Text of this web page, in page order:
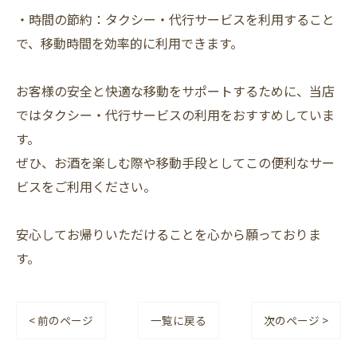
・時間の節約：タクシー・代行サービスを利用すること
で、移動時間を効率的に利用できます。
お客様の安全と快適な移動をサポートするために、当店
ではタクシー・代行サービスの利用をおすすめしていま
す。
ぜひ、お酒を楽しむ際や移動手段としてこの便利なサー
ビスをご利用ください。
安心してお帰りいただけることを心から願っておりま
す。
< 前のページ 一覧に戻る 次のページ >